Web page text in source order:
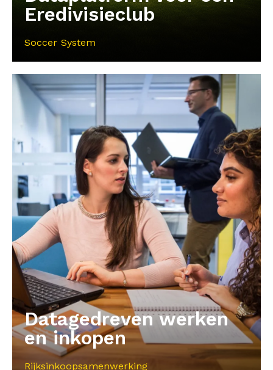
Eredivisieclub
Soccer System
Datagedreven werken
en inkopen
Rijksinkoopsamenwerking